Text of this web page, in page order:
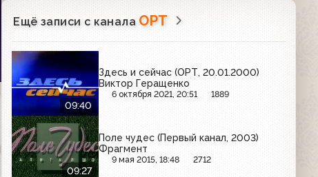
Ещё записи с канала ОРТ
09:40
Здесь и сейчас (ОРТ, 20.01.2000)
Виктор Геращенко
6 октября 2021, 20:51 1889
09:27
Поле чудес (Первый канал, 2003)
Фрагмент
9 мая 2015, 18:48 2712